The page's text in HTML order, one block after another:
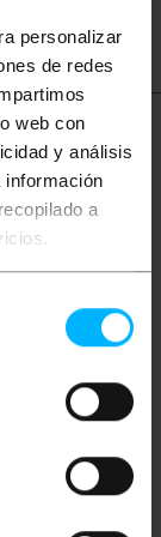
personalizar
de redes
web con
y análisis
información
a
pared. De
Protección
del
fabricada